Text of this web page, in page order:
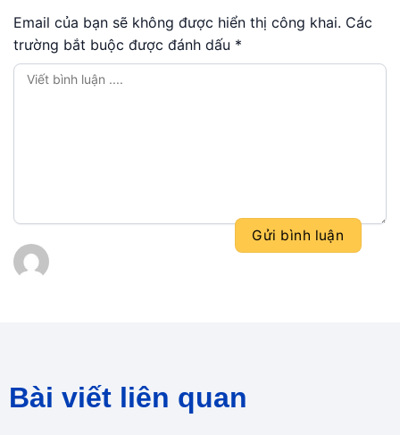
Email của bạn sẽ không được hiển thị công khai. Các
trường bắt buộc được đánh dấu *
Bài viết liên quan